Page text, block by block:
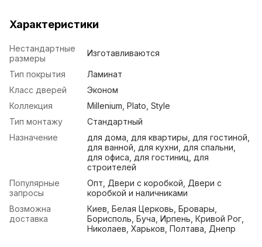
Характеристики
Нестандартные
размеры
Изготавливаются
Тип покрытия
Ламинат
Класс дверей
Эконом
Коллекция
Millenium, Plato, Style
Тип монтажу
Стандартный
Назначение
для дома, для квартиры, для гостиной,
для ванной, для кухни, для спальни,
для офиса, для гостиниц, для
строителей
Популярные
запросы
Опт, Двери с коробкой, Двери с
коробкой и наличниками
Возможна
доставка
Киев, Белая Церковь, Бровары,
Борисполь, Буча, Ирпень, Кривой Рог,
Николаев, Харьков, Полтава, Днепр